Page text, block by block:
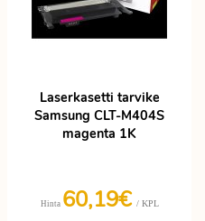
Laserkasetti tarvike
Samsung CLT-M404S
magenta 1K
Hinta 60,19€ / KPL